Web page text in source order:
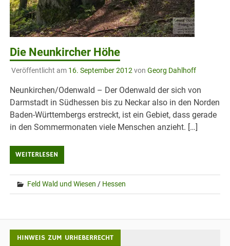
Die Neunkircher Höhe
Veröffentlicht am 16. September 2012 von Georg Dahlhoff
Neunkirchen/Odenwald – Der Odenwald der sich von
Darmstadt in Südhessen bis zu Neckar also in den Norden
Baden-Württembergs erstreckt, ist ein Gebiet, dass gerade
in den Sommermonaten viele Menschen anzieht. […]
WEITERLESEN
Feld Wald und Wiesen / Hessen
HINWEIS ZUM URHEBERRECHT